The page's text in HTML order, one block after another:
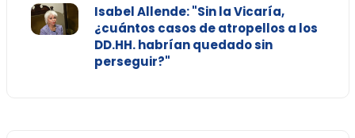
Isabel Allende: "Sin la Vicaría,
¿cuántos casos de atropellos a los
DD.HH. habrían quedado sin
perseguir?"